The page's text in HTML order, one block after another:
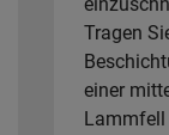
Tragen
einer